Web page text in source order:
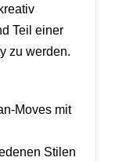
Teil einer
zu werden.
Moves mit
Stilen